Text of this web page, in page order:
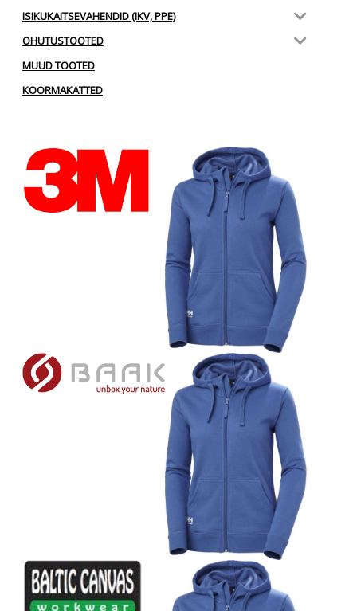
ISIKUKAITSEVAHENDID (IKV, PPE)
OHUTUSTOOTED
MUUD TOOTED
KOORMAKATTED